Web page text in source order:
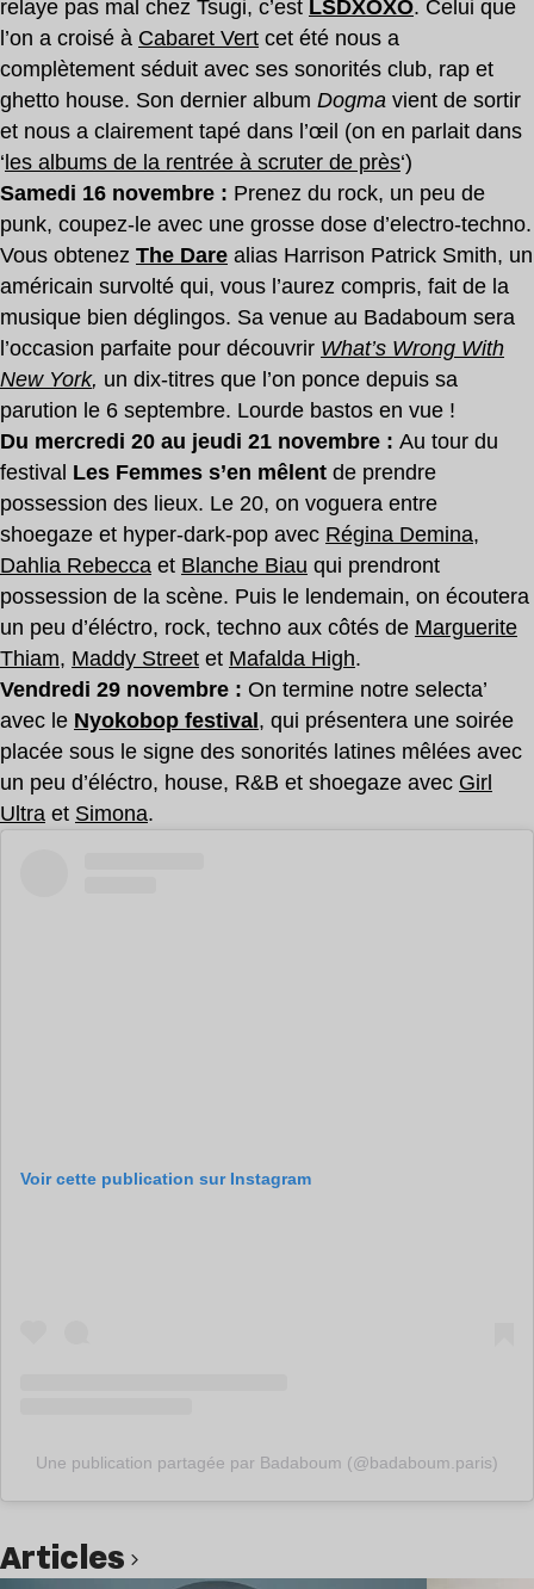
relaye pas mal chez Tsugi, c’est LSDXOXO. Celui que
l’on a croisé à Cabaret Vert cet été nous a
complètement séduit avec ses sonorités club, rap et
ghetto house. Son dernier album Dogma vient de sortir
et nous a clairement tapé dans l’œil (on en parlait dans
‘les albums de la rentrée à scruter de près‘)
Samedi 16 novembre : Prenez du rock, un peu de
punk, coupez-le avec une grosse dose d’electro-techno.
Vous obtenez The Dare alias Harrison Patrick Smith, un
américain survolté qui, vous l’aurez compris, fait de la
musique bien déglingos. Sa venue au Badaboum sera
l’occasion parfaite pour découvrir What’s Wrong With
New York, un dix-titres que l’on ponce depuis sa
parution le 6 septembre. Lourde bastos en vue !
Du mercredi 20 au jeudi 21 novembre : Au tour du
festival Les Femmes s’en mêlent de prendre
possession des lieux. Le 20, on voguera entre
shoegaze et hyper-dark-pop avec Régina Demina,
Dahlia Rebecca et Blanche Biau qui prendront
possession de la scène. Puis le lendemain, on écoutera
un peu d’éléctro, rock, techno aux côtés de Marguerite
Thiam, Maddy Street et Mafalda High.
Vendredi 29 novembre : On termine notre selecta’
avec le Nyokobop festival, qui présentera une soirée
placée sous le signe des sonorités latines mêlées avec
un peu d’éléctro, house, R&B et shoegaze avec Girl
Ultra et Simona.
Voir cette publication sur Instagram
Une publication partagée par Badaboum (@badaboum.paris)
Articles